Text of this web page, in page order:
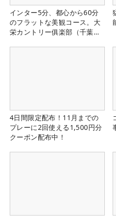
インター5分、都心から60分
のフラットな美観コース。大
栄カントリー俱楽部（千葉
4日間限定配布！11月までの
プレーに2回使える1,500円分
クーポン配布中！